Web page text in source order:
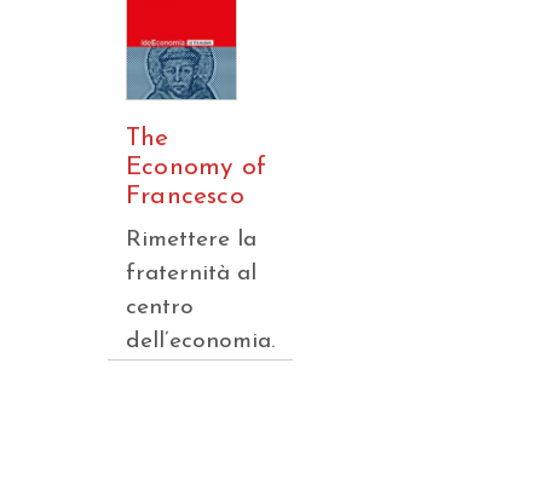
The
Economy of
Francesco
Rimettere la
fraternità al
centro
dell’economia.